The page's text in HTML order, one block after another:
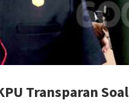
Transparan Soal